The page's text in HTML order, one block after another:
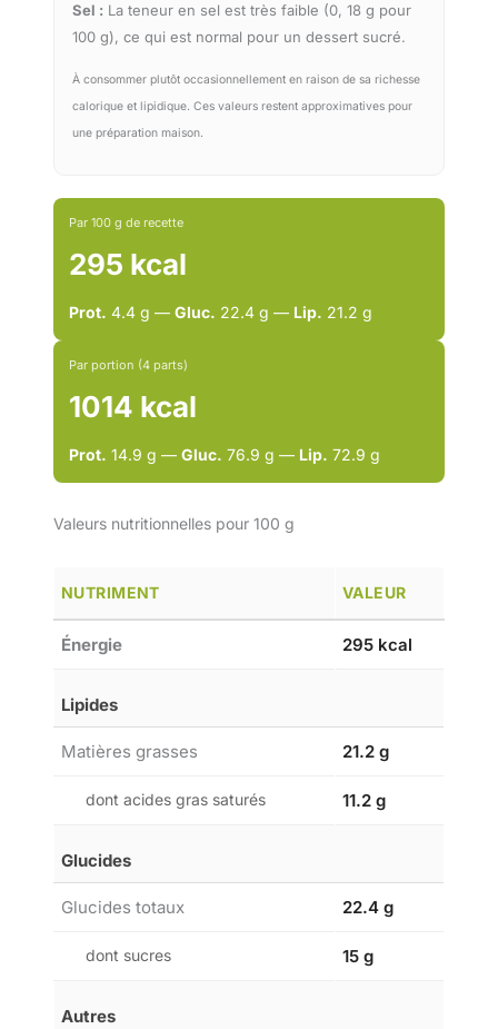
Sel : La teneur en sel est très faible (0, 18 g pour
100 g), ce qui est normal pour un dessert sucré.
À consommer plutôt occasionnellement en raison de sa richesse
calorique et lipidique. Ces valeurs restent approximatives pour
une préparation maison.
Par 100 g de recette
295 kcal
Prot. 4.4 g — Gluc. 22.4 g — Lip. 21.2 g
Par portion (4 parts)
1014 kcal
Prot. 14.9 g — Gluc. 76.9 g — Lip. 72.9 g
Valeurs nutritionnelles pour 100 g
NUTRIMENT VALEUR
Énergie 295 kcal
Lipides
Matières grasses 21.2 g
dont acides gras saturés 11.2 g
Glucides
Glucides totaux 22.4 g
dont sucres 15 g
Autres